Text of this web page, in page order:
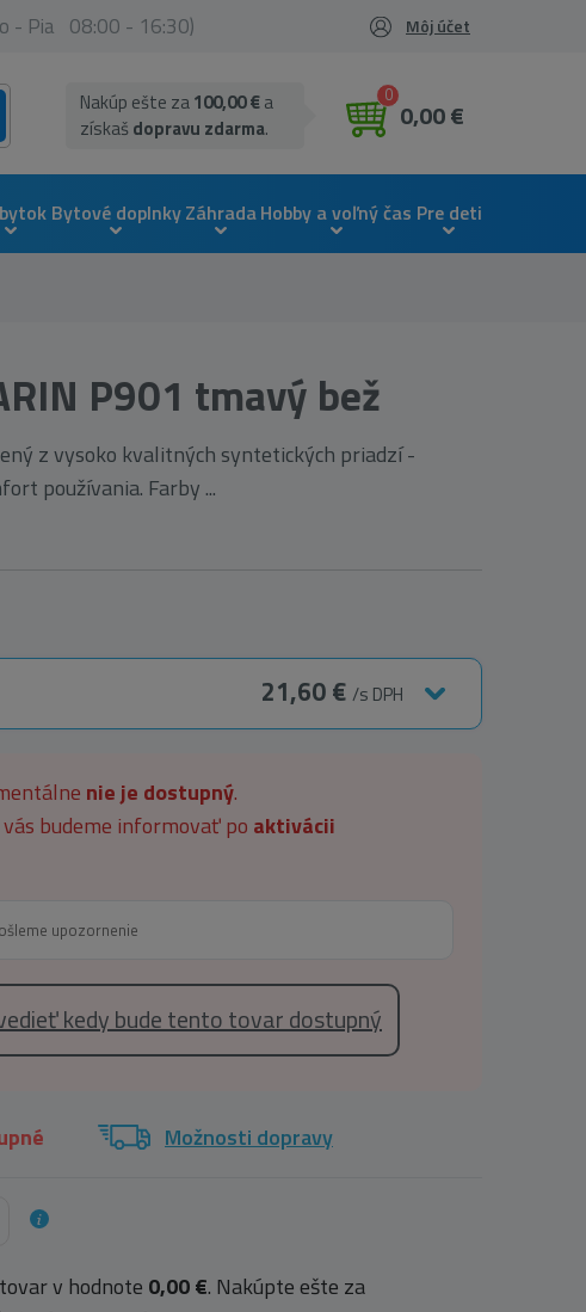
- Pia 08:00 - 16:30) Môj účet
0
0,00 €
Nakúp ešte za100,00 €a
získaš dopravu zdarma.
Bytové doplnkyZáhradaHobby a voľný čas Pre deti
P901 tmavý bež
z vysoko kvalitných syntetických priadzí -
používania. Farby ...
21,60 € /s DPH
nie je dostupný.
budeme informovať po aktivácii
kedy bude tento tovar dostupný
Možnosti dopravy
v hodnote 0,00 €. Nakúpte ešte za